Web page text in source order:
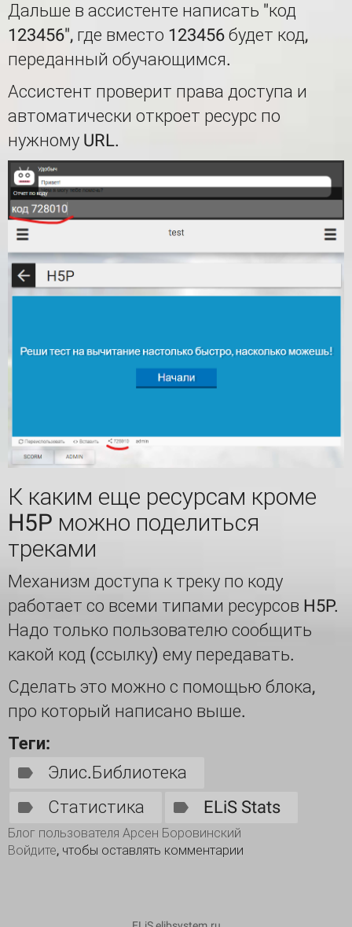
Дальше в ассистенте написать "код
123456", где вместо 123456 будет код,
переданный обучающимся.
Ассистент проверит права доступа и
автоматически откроет ресурс по
нужному URL.
К каким еще ресурсам кроме
H5P можно поделиться
треками
Механизм доступа к треку по коду
работает со всеми типами ресурсов H5P.
Надо только пользователю сообщить
какой код (ссылку) ему передавать.
Сделать это можно с помощью блока,
про который написано выше.
Теги:
Элис.Библиотека
Статистика
ELiS Stats
Блог пользователя Арсен Боровинский
Войдите, чтобы оставлять комментарии